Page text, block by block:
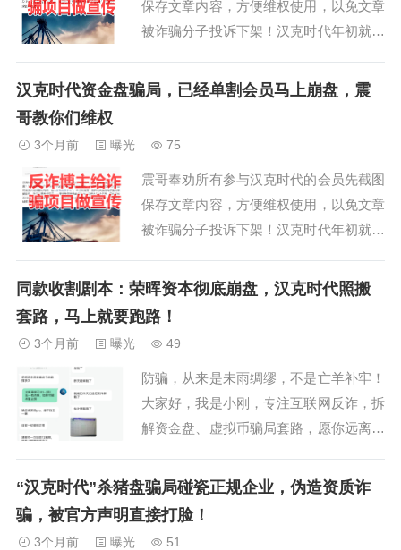
保存文章内容，方便维权使用，以免文章
被诈骗分子投诉下架！汉克时代年初就开
没落到自己身上，都不觉得疼。前几天这
小昊子一个...
汉克时代资金盘骗局，已经单割会员马上崩盘，震
哥教你们维权
3个月前 曝光 75
震哥奉劝所有参与汉克时代的会员先截图
保存文章内容，方便维权使用，以免文章
被诈骗分子投诉下架！汉克时代年初就开
没落到自己身上，都不觉得疼。前几天这
项目找了公关公司来举报我文章，现在又
花了不少钱甚至给了股份请自媒体写正面
的自媒体，直...
同款收割剧本：荣晖资本彻底崩盘，汉克时代照搬
套路，马上就要跑路！
3个月前 曝光 49
防骗，从来是未雨绸缪，不是亡羊补牢！
大家好，我是小刚，专注互联网反诈，拆
解资金盘、虚拟币骗局套路，愿你远离陷
简直是一个模子刻出来的！前脚荣晖资本
刚彻底崩盘跑路，后脚汉克时代就原封不
动照搬同款收割套路，一步步走向崩盘。
“汉克时代”杀猪盘骗局碰瓷正规企业，伪造资质诈
骗，被官方声明直接打脸！
3个月前 曝光 51